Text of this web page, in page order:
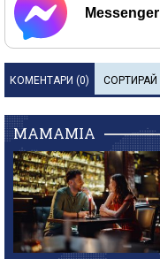
Messenger
КОМЕНТАРИ (0) СОРТИРАЙ
MAMAMIA